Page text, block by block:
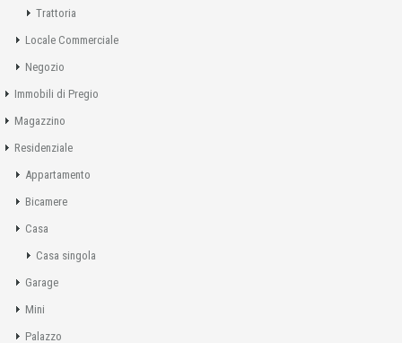
Trattoria
Locale Commerciale
Negozio
Immobili di Pregio
Magazzino
Residenziale
Appartamento
Bicamere
Casa
Casa singola
Garage
Mini
Palazzo